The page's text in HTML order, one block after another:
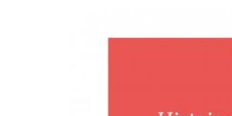
SOCIÉTÉ DES